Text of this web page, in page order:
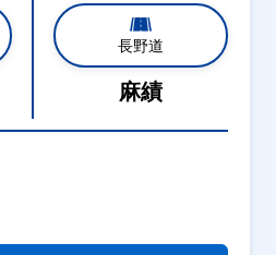
長野道
麻績